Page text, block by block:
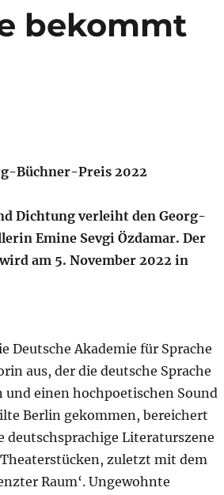
bekommt
Büchner-Preis 2022
Dichtung verleiht den Georg-
Emine Sevgi Özdamar. Der
am 5. November 2022 in
Deutsche Akademie für Sprache
aus, der die deutsche Sprache
einen hochpoetischen Sound
Berlin gekommen, bereichert
deutschsprachige Literaturszene
zuletzt mit dem
Raum‘. Ungewohnte